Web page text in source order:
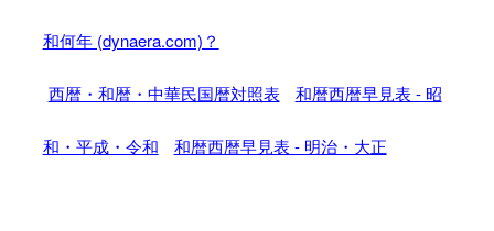
和何年 (dynaera.com)？
西暦・和暦・中華民国暦対照表 和暦西暦早見表 - 昭
和・平成・令和 和暦西暦早見表 - 明治・大正